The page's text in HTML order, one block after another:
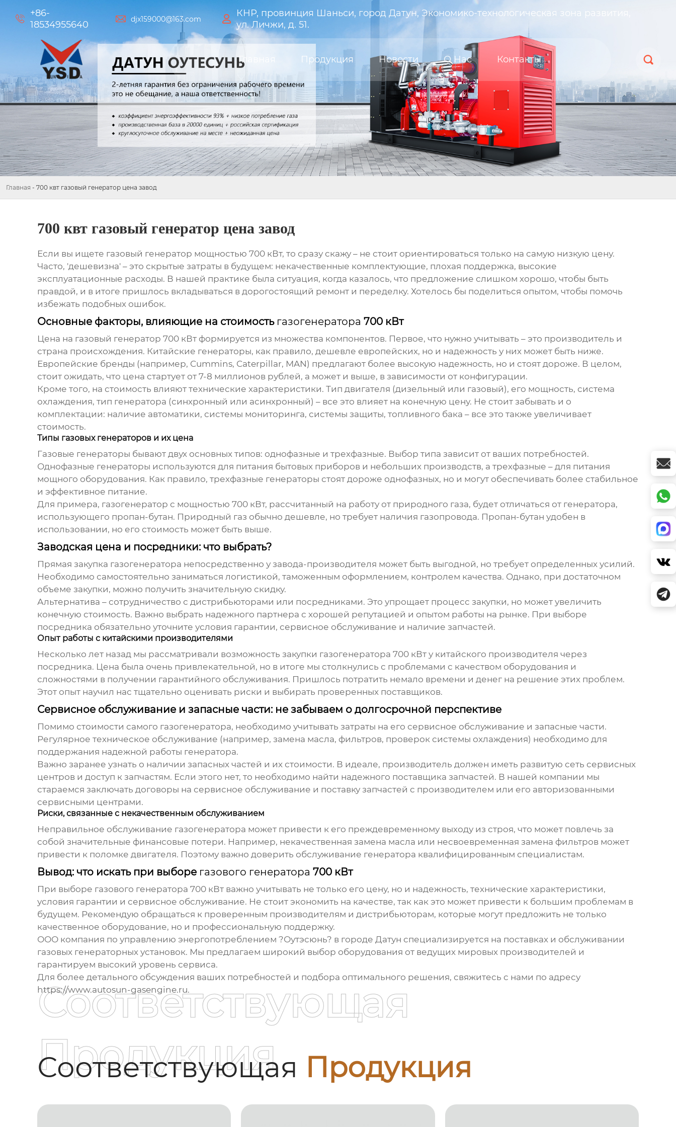

+86-
18534955640
 djx159000@163.com 
КНР, провинция Шаньси, город Датун, Экономико-технологическая зона развития,
ул. Личжи, д. 51.
Главная Продукция Новости О Нас Контакты 
Главная - 700 квт газовый генератор цена завод
700 квт газовый генератор цена завод
Если вы ищете газовый генератор мощностью 700 кВт, то сразу скажу – не стоит ориентироваться только на самую низкую цену.
Часто, 'дешевизна' – это скрытые затраты в будущем: некачественные комплектующие, плохая поддержка, высокие
эксплуатационные расходы. В нашей практике была ситуация, когда казалось, что предложение слишком хорошо, чтобы быть
правдой, и в итоге пришлось вкладываться в дорогостоящий ремонт и переделку. Хотелось бы поделиться опытом, чтобы помочь
избежать подобных ошибок.
Основные факторы, влияющие на стоимость газогенератора 700 кВт
Цена на газовый генератор 700 кВт формируется из множества компонентов. Первое, что нужно учитывать – это производитель и
страна происхождения. Китайские генераторы, как правило, дешевле европейских, но и надежность у них может быть ниже.
Европейские бренды (например, Cummins, Caterpillar, MAN) предлагают более высокую надежность, но и стоят дороже. В целом,
стоит ожидать, что цена стартует от 7-8 миллионов рублей, а может и выше, в зависимости от конфигурации.
Кроме того, на стоимость влияют технические характеристики. Тип двигателя (дизельный или газовый), его мощность, система
охлаждения, тип генератора (синхронный или асинхронный) – все это влияет на конечную цену. Не стоит забывать и о
комплектации: наличие автоматики, системы мониторинга, системы защиты, топливного бака – все это также увеличивает
стоимость.
Типы газовых генераторов и их цена
Газовые генераторы бывают двух основных типов: однофазные и трехфазные. Выбор типа зависит от ваших потребностей.
Однофазные генераторы используются для питания бытовых приборов и небольших производств, а трехфазные – для питания
мощного оборудования. Как правило, трехфазные генераторы стоят дороже однофазных, но и могут обеспечивать более стабильное
и эффективное питание.
Для примера, газогенератор с мощностью 700 кВт, рассчитанный на работу от природного газа, будет отличаться от генератора,
использующего пропан-бутан. Природный газ обычно дешевле, но требует наличия газопровода. Пропан-бутан удобен в
использовании, но его стоимость может быть выше.
Заводская цена и посредники: что выбрать?
Прямая закупка газогенератора непосредственно у завода-производителя может быть выгодной, но требует определенных усилий.
Необходимо самостоятельно заниматься логистикой, таможенным оформлением, контролем качества. Однако, при достаточном
объеме закупки, можно получить значительную скидку.
Альтернатива – сотрудничество с дистрибьюторами или посредниками. Это упрощает процесс закупки, но может увеличить
конечную стоимость. Важно выбрать надежного партнера с хорошей репутацией и опытом работы на рынке. При выборе
посредника обязательно уточните условия гарантии, сервисное обслуживание и наличие запчастей.
Опыт работы с китайскими производителями
Несколько лет назад мы рассматривали возможность закупки газогенератора 700 кВт у китайского производителя через
посредника. Цена была очень привлекательной, но в итоге мы столкнулись с проблемами с качеством оборудования и
сложностями в получении гарантийного обслуживания. Пришлось потратить немало времени и денег на решение этих проблем.
Этот опыт научил нас тщательно оценивать риски и выбирать проверенных поставщиков.
Сервисное обслуживание и запасные части: не забываем о долгосрочной перспективе
Помимо стоимости самого газогенератора, необходимо учитывать затраты на его сервисное обслуживание и запасные части.
Регулярное техническое обслуживание (например, замена масла, фильтров, проверок системы охлаждения) необходимо для
поддержания надежной работы генератора.
Важно заранее узнать о наличии запасных частей и их стоимости. В идеале, производитель должен иметь развитую сеть сервисных
центров и доступ к запчастям. Если этого нет, то необходимо найти надежного поставщика запчастей. В нашей компании мы
стараемся заключать договоры на сервисное обслуживание и поставку запчастей с производителем или его авторизованными
сервисными центрами.
Риски, связанные с некачественным обслуживанием
Неправильное обслуживание газогенератора может привести к его преждевременному выходу из строя, что может повлечь за
собой значительные финансовые потери. Например, некачественная замена масла или несвоевременная замена фильтров может
привести к поломке двигателя. Поэтому важно доверить обслуживание генератора квалифицированным специалистам.
Вывод: что искать при выборе газового генератора 700 кВт
При выборе газового генератора 700 кВт важно учитывать не только его цену, но и надежность, технические характеристики,
условия гарантии и сервисное обслуживание. Не стоит экономить на качестве, так как это может привести к большим проблемам в
будущем. Рекомендую обращаться к проверенным производителям и дистрибьюторам, которые могут предложить не только
качественное оборудование, но и профессиональную поддержку.
ООО компания по управлению энергопотреблением ?Оутэсюнь? в городе Датун специализируется на поставках и обслуживании
газовых генераторных установок. Мы предлагаем широкий выбор оборудования от ведущих мировых производителей и
гарантируем высокий уровень сервиса.
Для более детального обсуждения ваших потребностей и подбора оптимального решения, свяжитесь с нами по адресу
https://www.autosun-gasengine.ru.
Соответствующая Продукция
Соответствующая
Продукция